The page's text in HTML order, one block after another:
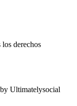
derechos
Ultimatelysocial